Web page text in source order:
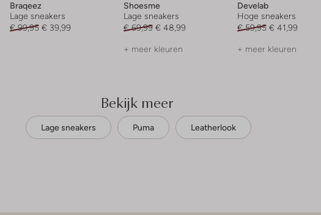
Braqeez
Lage sneakers
€ 99,95 € 39,99
Shoesme
Lage sneakers
€ 69,99 € 48,99
+ meer kleuren
Develab
Hoge sneakers
€ 59,95 € 41,99
+ meer kleuren
Bekijk meer
Lage sneakers Puma Leatherlook